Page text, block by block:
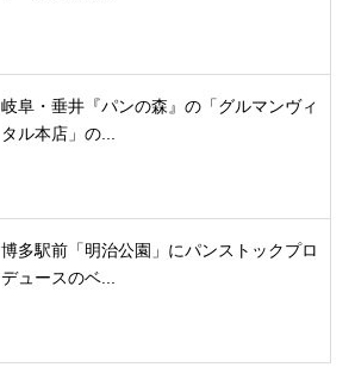
岐阜・垂井『パンの森』の「グルマンヴィ
タル本店」の...
博多駅前「明治公園」にパンストックプロ
デュースのベ...